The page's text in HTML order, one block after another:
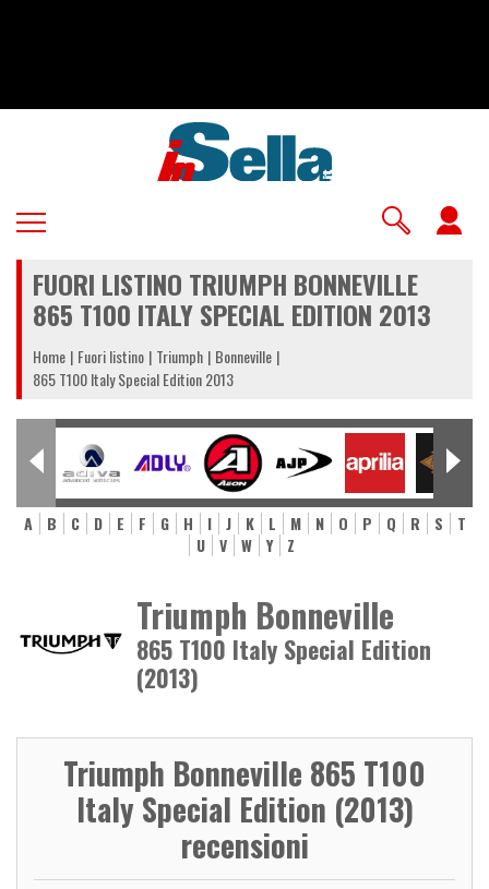
FUORI LISTINO TRIUMPH BONNEVILLE
865 T100 ITALY SPECIAL EDITION 2013
Home Fuori listino Triumph Bonneville
865 T100 Italy Special Edition 2013
A B C D E F G H I J K L M N O P Q R S
T
U
V W Y Z
Triumph Bonneville
865 T100 Italy Special Edition
(2013)
Triumph Bonneville 865 T100
Italy Special Edition (2013)
recensioni